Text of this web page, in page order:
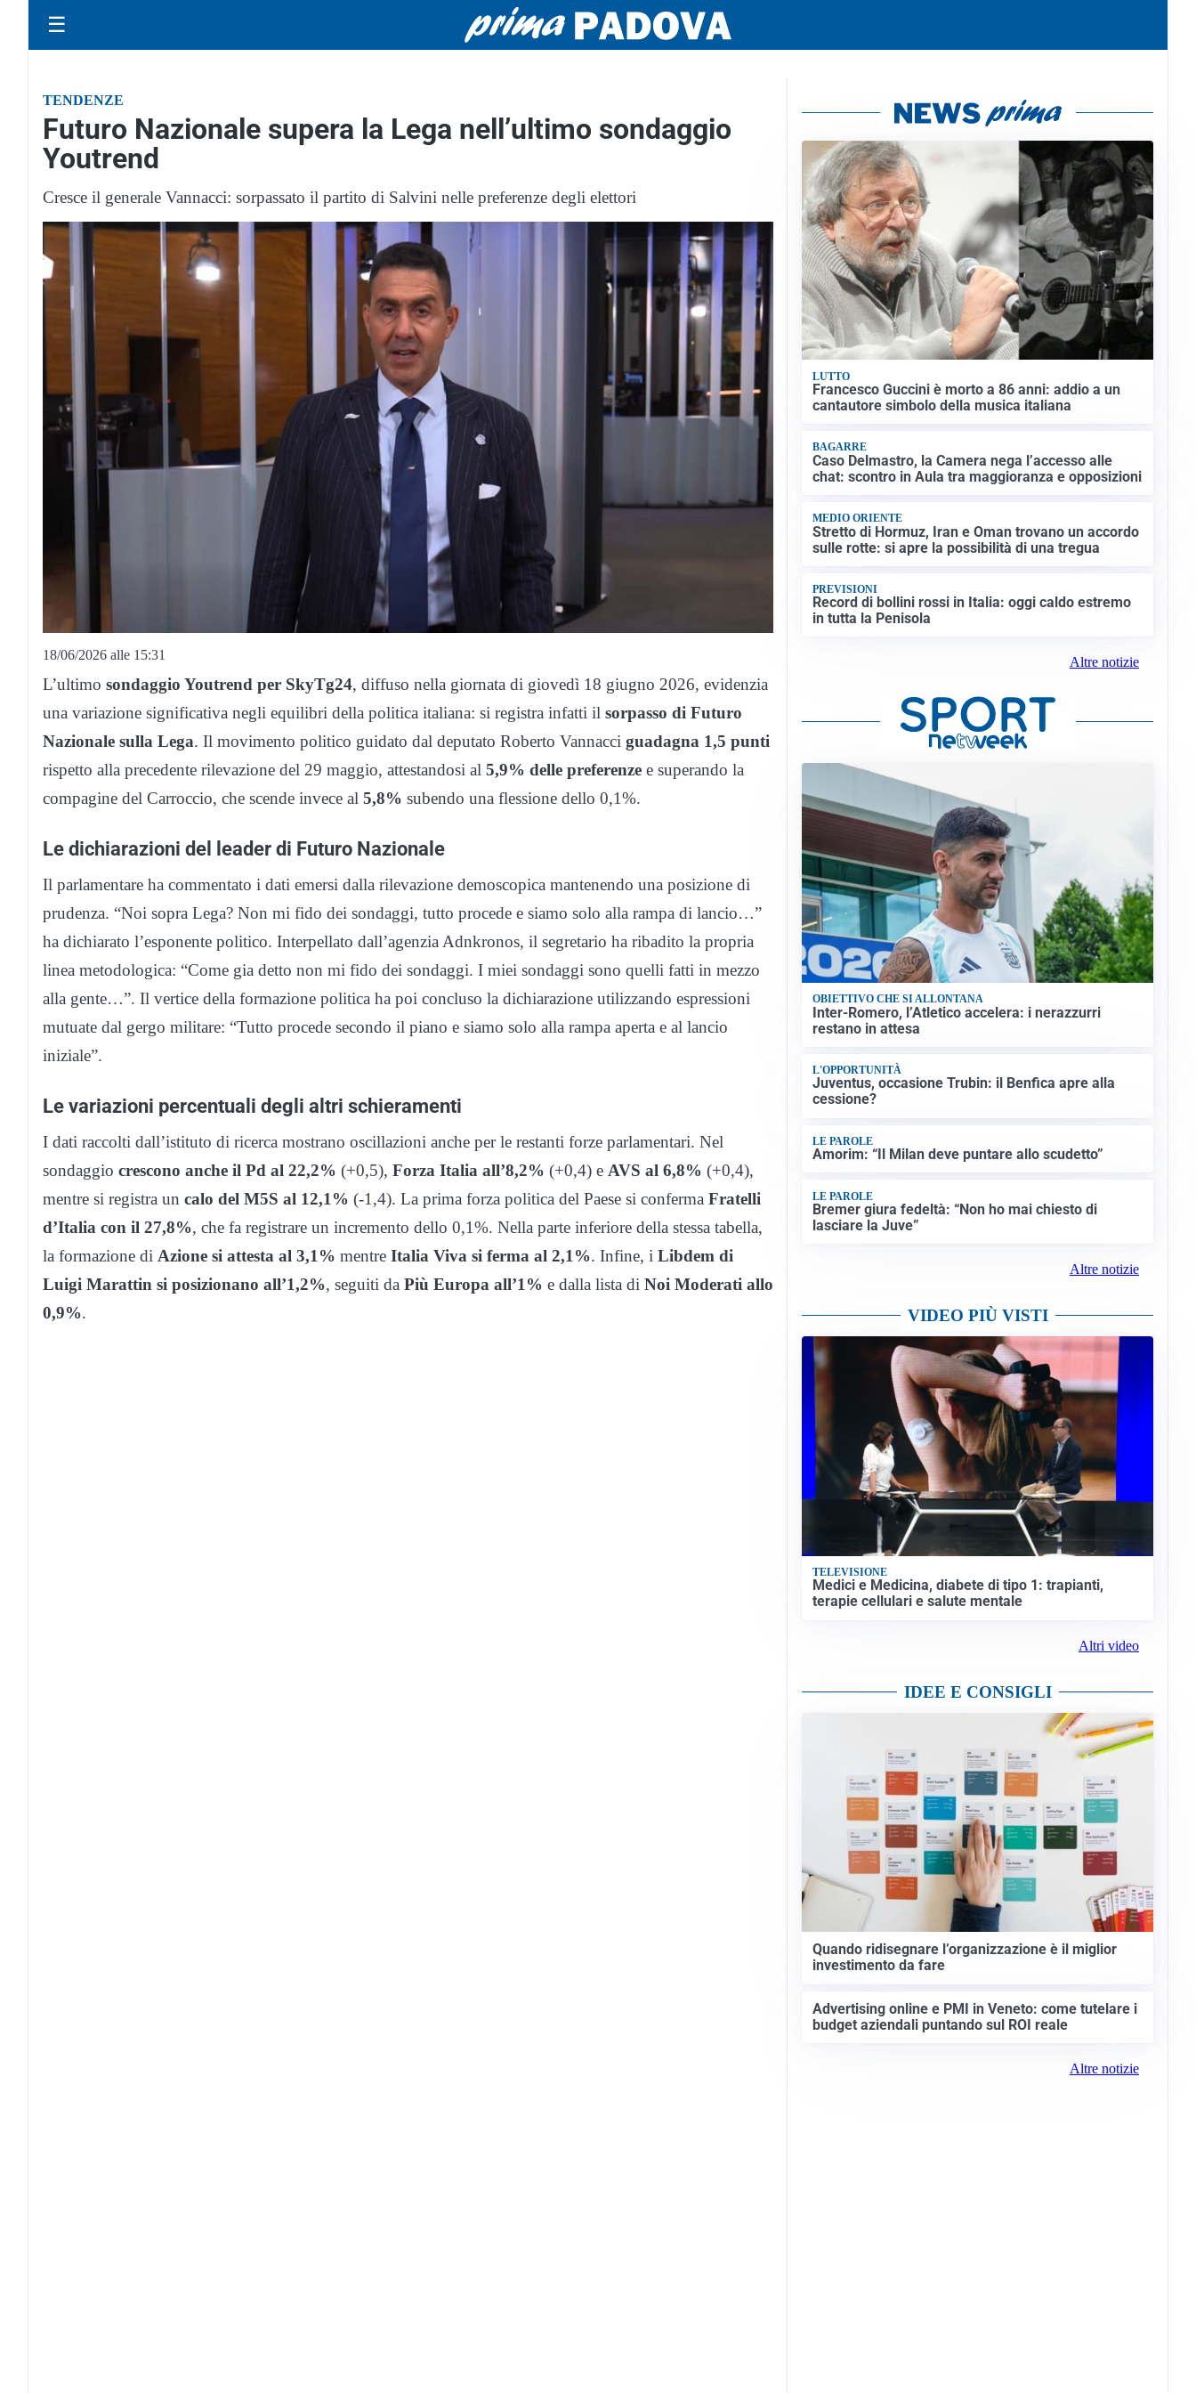
☰
TENDENZE
Futuro Nazionale supera la Lega nell’ultimo sondaggio
Youtrend
Cresce il generale Vannacci: sorpassato il partito di Salvini nelle preferenze degli elettori
18/06/2026 alle 15:31
L’ultimo sondaggio Youtrend per SkyTg24, diffuso nella giornata di giovedì 18 giugno 2026, evidenzia
una variazione significativa negli equilibri della politica italiana: si registra infatti il sorpasso di Futuro
Nazionale sulla Lega. Il movimento politico guidato dal deputato Roberto Vannacci guadagna 1,5 punti
rispetto alla precedente rilevazione del 29 maggio, attestandosi al 5,9% delle preferenze e superando la
compagine del Carroccio, che scende invece al 5,8% subendo una flessione dello 0,1%.
Le dichiarazioni del leader di Futuro Nazionale
Il parlamentare ha commentato i dati emersi dalla rilevazione demoscopica mantenendo una posizione di
prudenza. “Noi sopra Lega? Non mi fido dei sondaggi, tutto procede e siamo solo alla rampa di lancio…”
ha dichiarato l’esponente politico. Interpellato dall’agenzia Adnkronos, il segretario ha ribadito la propria
linea metodologica: “Come gia detto non mi fido dei sondaggi. I miei sondaggi sono quelli fatti in mezzo
alla gente…”. Il vertice della formazione politica ha poi concluso la dichiarazione utilizzando espressioni
mutuate dal gergo militare: “Tutto procede secondo il piano e siamo solo alla rampa aperta e al lancio
iniziale”.
Le variazioni percentuali degli altri schieramenti
I dati raccolti dall’istituto di ricerca mostrano oscillazioni anche per le restanti forze parlamentari. Nel
sondaggio crescono anche il Pd al 22,2% (+0,5), Forza Italia all’8,2% (+0,4) e AVS al 6,8% (+0,4),
mentre si registra un calo del M5S al 12,1% (-1,4). La prima forza politica del Paese si conferma Fratelli
d’Italia con il 27,8%, che fa registrare un incremento dello 0,1%. Nella parte inferiore della stessa tabella,
la formazione di Azione si attesta al 3,1% mentre Italia Viva si ferma al 2,1%. Infine, i Libdem di
Luigi Marattin si posizionano all’1,2%, seguiti da Più Europa all’1% e dalla lista di Noi Moderati allo
0,9%.
LUTTO
Francesco Guccini è morto a 86 anni: addio a un
cantautore simbolo della musica italiana
BAGARRE
Caso Delmastro, la Camera nega l’accesso alle
chat: scontro in Aula tra maggioranza e opposizioni
MEDIO ORIENTE
Stretto di Hormuz, Iran e Oman trovano un accordo
sulle rotte: si apre la possibilità di una tregua
PREVISIONI
Record di bollini rossi in Italia: oggi caldo estremo
in tutta la Penisola
Altre notizie
OBIETTIVO CHE SI ALLONTANA
Inter-Romero, l’Atletico accelera: i nerazzurri
restano in attesa
L'OPPORTUNITÀ
Juventus, occasione Trubin: il Benfica apre alla
cessione?
LE PAROLE
Amorim: “Il Milan deve puntare allo scudetto”
LE PAROLE
Bremer giura fedeltà: “Non ho mai chiesto di
lasciare la Juve”
Altre notizie
VIDEO PIÙ VISTI
TELEVISIONE
Medici e Medicina, diabete di tipo 1: trapianti,
terapie cellulari e salute mentale
Altri video
IDEE E CONSIGLI
Quando ridisegnare l’organizzazione è il miglior
investimento da fare
Advertising online e PMI in Veneto: come tutelare i
budget aziendali puntando sul ROI reale
Altre notizie